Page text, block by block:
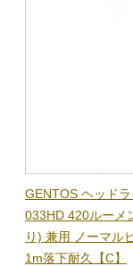
GENTOS ヘッド
033HD 420ルーメ
り) 兼用 ノーマル
1m落下耐久【C】